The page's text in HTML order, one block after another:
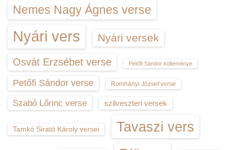
Nemes Nagy Ágnes verse
Nyári vers Nyári versek
Osvát Erzsébet verse Petőfi Sándor költeménye
Petőfi Sándor verse Romhányi József verse
Szabó Lőrinc verse szilveszteri versek
Tamkó Sirató Károly versei Tavaszi vers